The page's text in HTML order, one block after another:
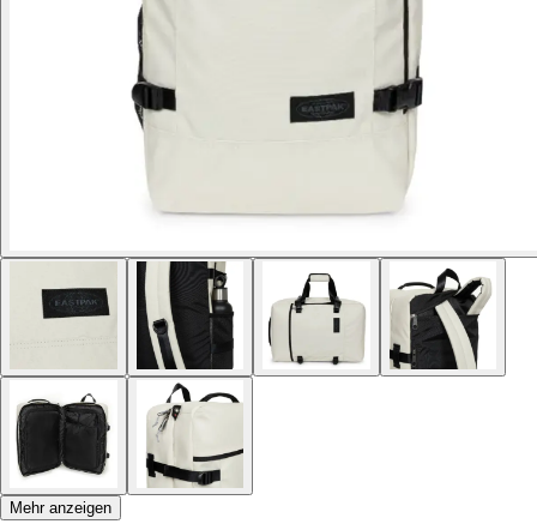
Mehr anzeigen